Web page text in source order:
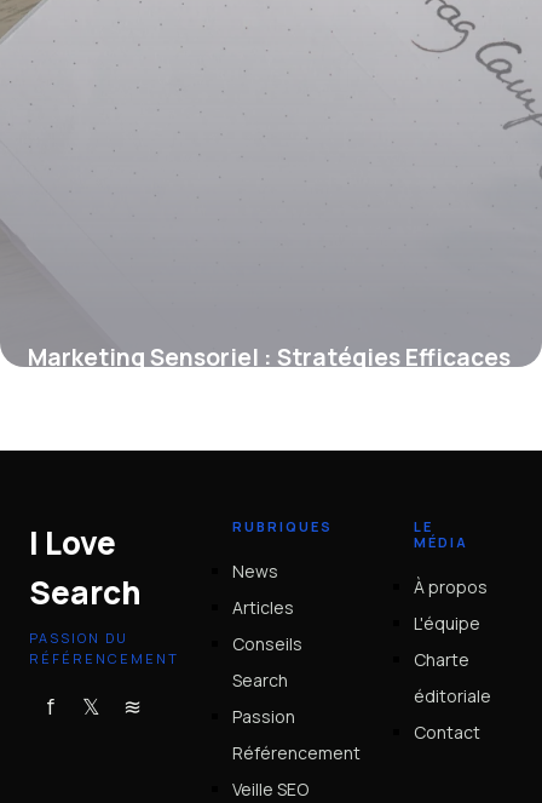
Marketing Sensoriel : Stratégies Efficaces
I Love
Search
PASSION DU
RÉFÉRENCEMENT
f 𝕏 ≋
RUBRIQUES
News
Articles
Conseils
Search
Passion
Référencement
Veille SEO
LE
MÉDIA
À propos
L'équipe
Charte
éditoriale
Contact